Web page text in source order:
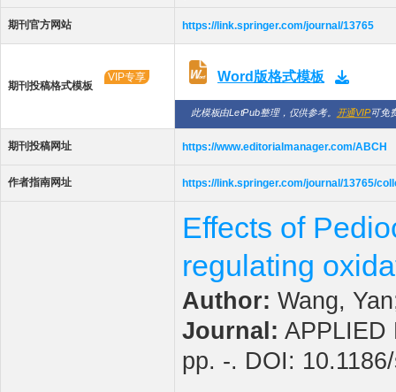
期刊官方网站 https://link.springer.com/journal/13765
期刊投稿格式模板
VIP专享 Word版格式模板
此模板由LetPub整理，仅供参考。 开通VIP可免
期刊投稿网址 https://www.editorialmanager.com/ABCH
作者指南网址 https://link.springer.com/journal/13765/
Effects of
regulating
Author: Wang,
Journal: APPLIED
pp. -. DOI: